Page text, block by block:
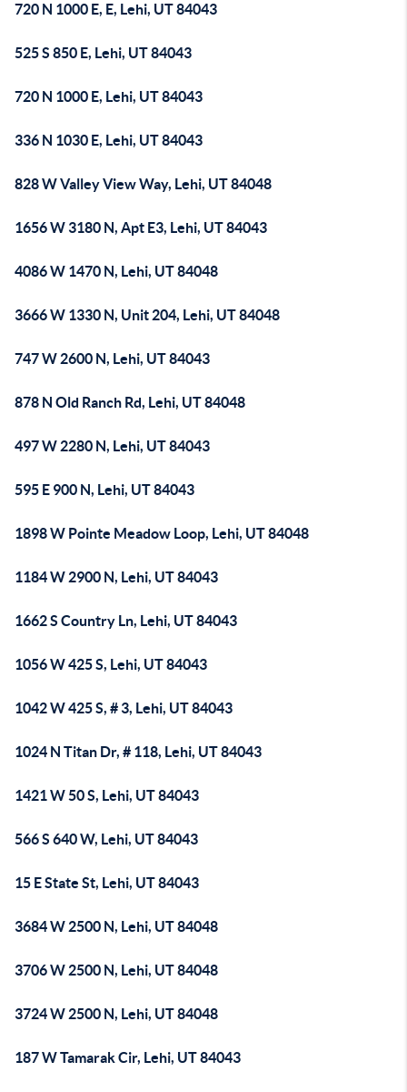
720 N 1000 E, E, Lehi, UT 84043
525 S 850 E, Lehi, UT 84043
720 N 1000 E, Lehi, UT 84043
336 N 1030 E, Lehi, UT 84043
828 W Valley View Way, Lehi, UT 84048
1656 W 3180 N, Apt E3, Lehi, UT 84043
4086 W 1470 N, Lehi, UT 84048
3666 W 1330 N, Unit 204, Lehi, UT 84048
747 W 2600 N, Lehi, UT 84043
878 N Old Ranch Rd, Lehi, UT 84048
497 W 2280 N, Lehi, UT 84043
595 E 900 N, Lehi, UT 84043
1898 W Pointe Meadow Loop, Lehi, UT 84048
1184 W 2900 N, Lehi, UT 84043
1662 S Country Ln, Lehi, UT 84043
1056 W 425 S, Lehi, UT 84043
1042 W 425 S, # 3, Lehi, UT 84043
1024 N Titan Dr, # 118, Lehi, UT 84043
1421 W 50 S, Lehi, UT 84043
566 S 640 W, Lehi, UT 84043
15 E State St, Lehi, UT 84043
3684 W 2500 N, Lehi, UT 84048
3706 W 2500 N, Lehi, UT 84048
3724 W 2500 N, Lehi, UT 84048
187 W Tamarak Cir, Lehi, UT 84043